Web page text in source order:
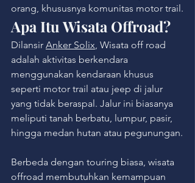
orang, khususnya komunitas motor trail.
Apa Itu Wisata Offroad?
Dilansir Anker Solix, Wisata off road
adalah aktivitas berkendara
menggunakan kendaraan khusus
seperti motor trail atau jeep di jalur
yang tidak beraspal. Jalur ini biasanya
meliputi tanah berbatu, lumpur, pasir,
hingga medan hutan atau pegunungan.
Berbeda dengan touring biasa, wisata
offroad membutuhkan kemampuan